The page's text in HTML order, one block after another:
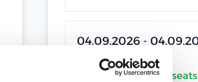
04.09.2026 -
Online Training •
9 seats